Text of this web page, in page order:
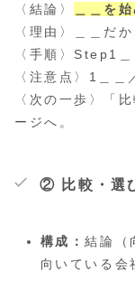
〈結論〉
＿＿を
〈理由〉＿＿だか
〈手順〉Step1
〈注意点〉1＿＿
〈次の一歩〉「
ージへ。
② 比較・選
構成：結論
向いている